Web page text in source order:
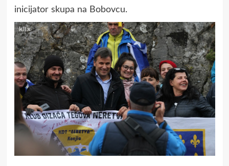
inicijator skupa na Bobovcu.